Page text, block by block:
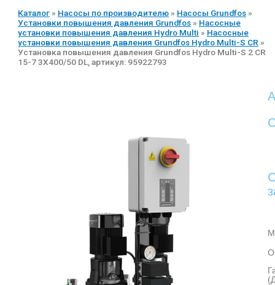
Каталог » Насосы по производителю » Насосы Grundfos »
Установки повышения давления Grundfos » Насосные
установки повышения давления Hydro Multi » Насосные
установки повышения давления Grundfos Hydro Multi-S CR »
Установка повышения давления Grundfos Hydro Multi-S 2 CR
15-7 3X400/50 DL, артикул: 95922793